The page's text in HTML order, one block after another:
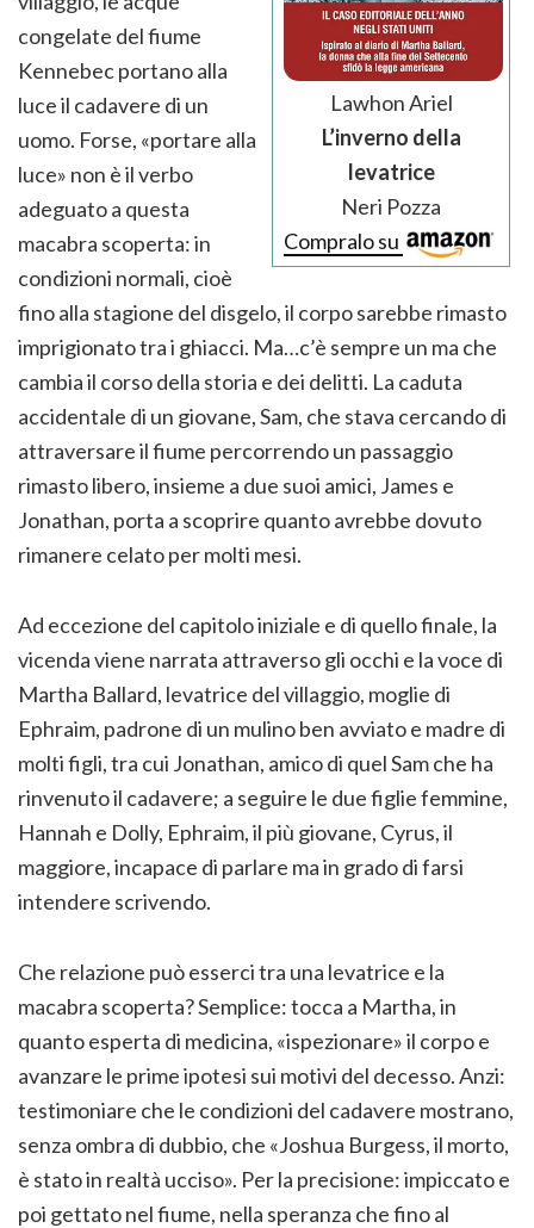
Lawhon Ariel
L’inverno della
levatrice
Neri Pozza
Compralo su
congelate del fiume
Kennebec portano alla
luce il cadavere di un
uomo. Forse, «portare alla
luce» non è il verbo
adeguato a questa
macabra scoperta: in
condizioni normali, cioè
fino alla stagione del disgelo, il corpo sarebbe rimasto
imprigionato tra i ghiacci. Ma…c’è sempre un ma che
cambia il corso della storia e dei delitti. La caduta
accidentale di un giovane, Sam, che stava cercando di
attraversare il fiume percorrendo un passaggio
rimasto libero, insieme a due suoi amici, James e
Jonathan, porta a scoprire quanto avrebbe dovuto
rimanere celato per molti mesi.
Ad eccezione del capitolo iniziale e di quello finale, la
vicenda viene narrata attraverso gli occhi e la voce di
Martha Ballard, levatrice del villaggio, moglie di
Ephraim, padrone di un mulino ben avviato e madre di
molti figli, tra cui Jonathan, amico di quel Sam che ha
rinvenuto il cadavere; a seguire le due figlie femmine,
Hannah e Dolly, Ephraim, il più giovane, Cyrus, il
maggiore, incapace di parlare ma in grado di farsi
intendere scrivendo.
Che relazione può esserci tra una levatrice e la
macabra scoperta? Semplice: tocca a Martha, in
quanto esperta di medicina, «ispezionare» il corpo e
avanzare le prime ipotesi sui motivi del decesso. Anzi:
testimoniare che le condizioni del cadavere mostrano,
senza ombra di dubbio, che «Joshua Burgess, il morto,
è stato in realtà ucciso». Per la precisione: impiccato e
poi gettato nel fiume, nella speranza che fino al